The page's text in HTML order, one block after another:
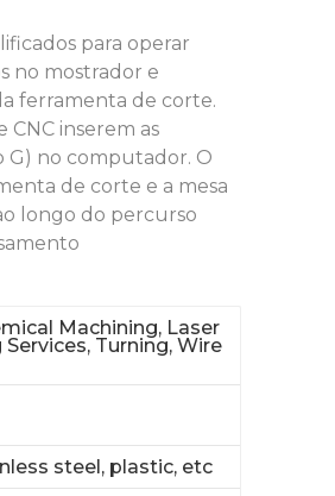
para operar
no mostrador e
ferramenta de corte.
CNC inserem as
G) no computador. O
de corte e a mesa
longo do percurso
Machining, Laser
Turning, Wire
steel, plastic, etc